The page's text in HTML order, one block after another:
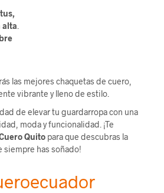
alta.
las mejores chaquetas de cuero,
vibrante y lleno de estilo.
de elevar tu guardarropa con una
moda y funcionalidad. ¡Te
Quito para que descubras la
siempre has soñado!